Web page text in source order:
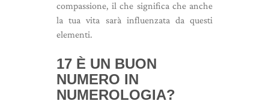
compassione, il che significa che anche
la tua vita sarà influenzata da questi
elementi.
17 È UN BUON
NUMERO IN
NUMEROLOGIA?